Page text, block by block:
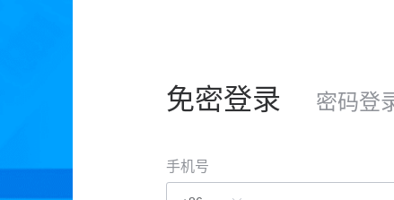
免密登录 密码登
手机号